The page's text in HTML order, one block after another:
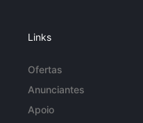
Links
Ofertas
Anunciantes
Apoio